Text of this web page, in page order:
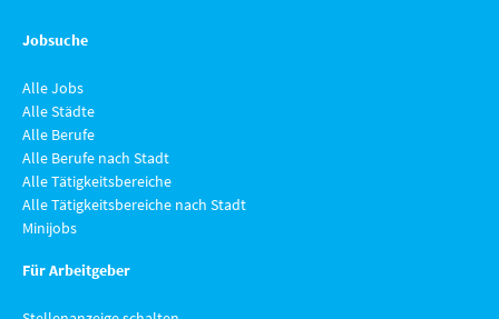
Jobsuche
Alle Jobs
Alle Städte
Alle Berufe
Alle Berufe nach Stadt
Alle Tätigkeitsbereiche
Alle Tätigkeitsbereiche nach Stadt
Minijobs
Für Arbeitgeber